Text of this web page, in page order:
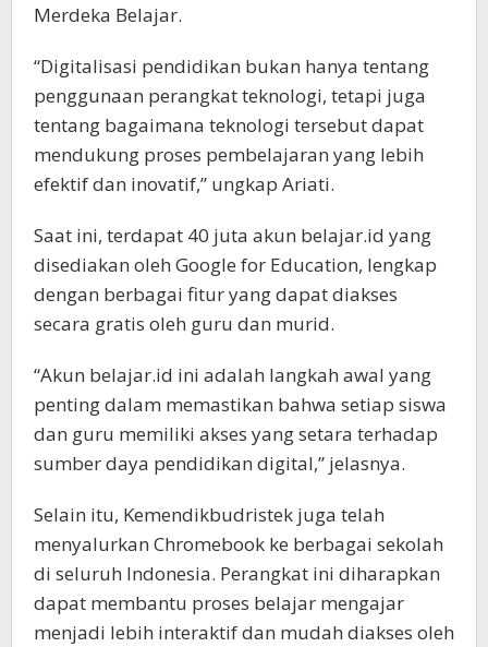
Merdeka Belajar.
“Digitalisasi pendidikan bukan hanya tentang
penggunaan perangkat teknologi, tetapi juga
tentang bagaimana teknologi tersebut dapat
mendukung proses pembelajaran yang lebih
efektif dan inovatif,” ungkap Ariati.
Saat ini, terdapat 40 juta akun belajar.id yang
disediakan oleh Google for Education, lengkap
dengan berbagai fitur yang dapat diakses
secara gratis oleh guru dan murid.
“Akun belajar.id ini adalah langkah awal yang
penting dalam memastikan bahwa setiap siswa
dan guru memiliki akses yang setara terhadap
sumber daya pendidikan digital,” jelasnya.
Selain itu, Kemendikbudristek juga telah
menyalurkan Chromebook ke berbagai sekolah
di seluruh Indonesia. Perangkat ini diharapkan
dapat membantu proses belajar mengajar
menjadi lebih interaktif dan mudah diakses oleh